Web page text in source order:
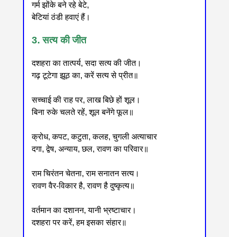
गर्म झोंके बने रहे बेटे,
बेटियां ठंडी हवाएं हैं।
3. सत्य की जीत
दशहरा का तात्पर्य, सदा सत्य की जीत।
गढ़ टूटेगा झूठ का, करें सत्य से प्रीत॥
सच्चाई की राह पर, लाख बिछे हों शूल।
बिना रुके चलते रहें, शूल बनेंगे फूल॥
क्रोध, कपट, कटुता, कलह, चुगली अत्याचार
दगा, द्वेष, अन्याय, छल, रावण का परिवार॥
राम चिरंतन चेतना, राम सनातन सत्य।
रावण वैर-विकार है, रावण है दुष्कृत्य॥
वर्तमान का दशानन, यानी भ्रष्टाचार।
दशहरा पर करें, हम इसका संहार॥